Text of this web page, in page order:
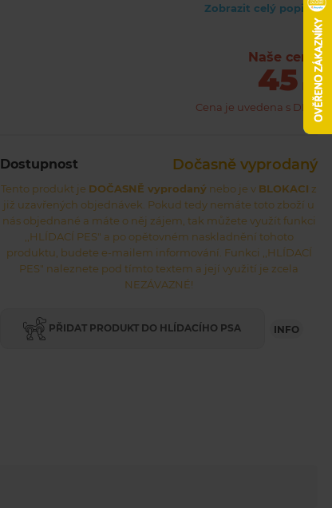
oblečky pro postavy jsou přesně překresleny z kostýmů,
Zobrazit celý popis
Naše cena
45 Kč
Cena je uvedena s DPH
Dostupnost Dočasně vyprodaný
Tento produkt je DOČASNĚ vyprodaný nebo je v BLOKACI z
již uzavřených objednávek. Pokud tedy nemáte toto zboží u
nás objednané a máte o něj zájem, tak můžete využít funkci
,,HLÍDACÍ PES" a po opětovném naskladnění tohoto
produktu, budete e-mailem informování. Funkci ,,HLÍDACÍ
PES" naleznete pod tímto textem a její využití je zcela
NEZÁVAZNÉ!
PŘIDAT PRODUKT DO HLÍDACÍHO PSA INFO